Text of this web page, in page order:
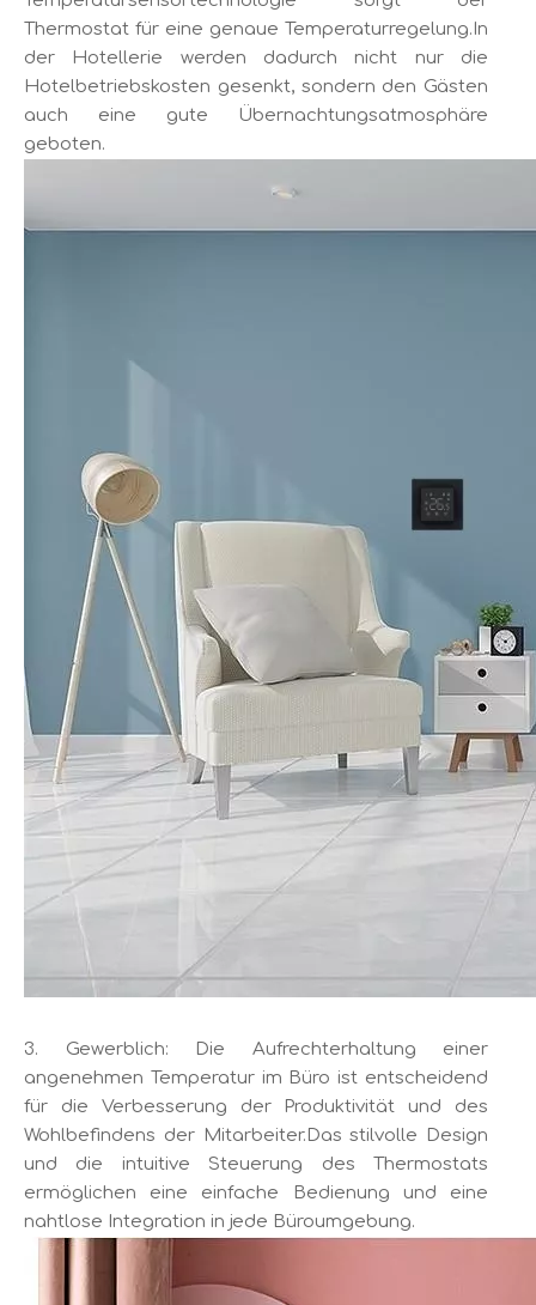
Thermostat für eine genaue Temperaturregelung.In
der Hotellerie werden dadurch nicht nur die
Hotelbetriebskosten gesenkt, sondern den Gästen
auch eine gute Übernachtungsatmosphäre
geboten.
3. Gewerblich: Die Aufrechterhaltung einer
angenehmen Temperatur im Büro ist entscheidend
für die Verbesserung der Produktivität und des
Wohlbefindens der Mitarbeiter.Das stilvolle Design
und die intuitive Steuerung des Thermostats
ermöglichen eine einfache Bedienung und eine
nahtlose Integration in jede Büroumgebung.